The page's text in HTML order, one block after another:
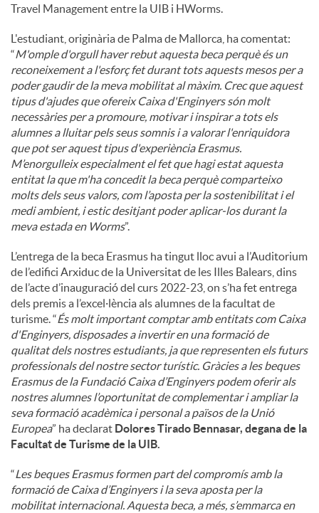
Travel Management entre la UIB i HWorms.
L'estudiant, originària de Palma de Mallorca, ha comentat:
“M'omple d'orgull haver rebut aquesta beca perquè és un
reconeixement a l'esforç fet durant tots aquests mesos per a
poder gaudir de la meva mobilitat al màxim. Crec que aquest
tipus d'ajudes que ofereix Caixa d'Enginyers són molt
necessàries per a promoure, motivar i inspirar a tots els
alumnes a lluitar pels seus somnis i a valorar l'enriquidora
que pot ser aquest tipus d'experiència Erasmus.
M’enorgulleix especialment el fet que hagi estat aquesta
entitat la que m'ha concedit la beca perquè comparteixo
molts dels seus valors, com l’aposta per la sostenibilitat i el
medi ambient, i estic desitjant poder aplicar-los durant la
meva estada en Worms”.
L’entrega de la beca Erasmus ha tingut lloc avui a l’Auditorium
de l’edifici Arxiduc de la Universitat de les Illes Balears, dins
de l’acte d’inauguració del curs 2022-23, on s’ha fet entrega
dels premis a l’excel·lència als alumnes de la facultat de
turisme. “És molt important comptar amb entitats com Caixa
d'Enginyers, disposades a invertir en una formació de
qualitat dels nostres estudiants, ja que representen els futurs
professionals del nostre sector turístic. Gràcies a les beques
Erasmus de la Fundació Caixa d’Enginyers podem oferir als
nostres alumnes l’oportunitat de complementar i ampliar la
seva formació acadèmica i personal a països de la Unió
Europea” ha declarat Dolores Tirado Bennasar, degana de la
Facultat de Turisme de la UIB.
“Les beques Erasmus formen part del compromís amb la
formació de Caixa d’Enginyers i la seva aposta per la
mobilitat internacional. Aquesta beca, a més, s’emmarca en